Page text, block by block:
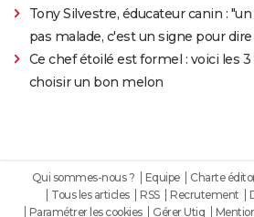
Tony Silvestre, éducateur canin :
pas malade, c'est un signe pour
Ce chef étoilé est formel : voici les
choisir un bon melon
Qui sommes-nous ? Equipe Charte
Tous les articles
RSS Recrutement
Paramétrer les cookies
Gérer Utiq